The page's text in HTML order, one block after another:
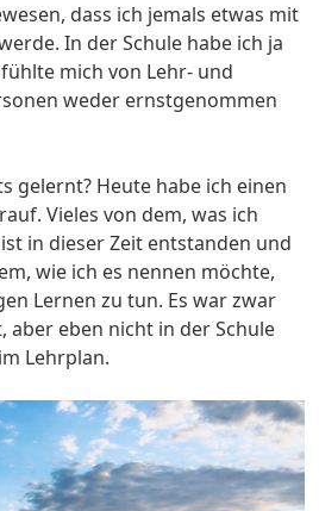
dass ich jemals etwas mit
In der Schule habe ich ja
mich von Lehr- und
weder ernstgenommen
gelernt? Heute habe ich einen
Vieles von dem, was ich
in dieser Zeit entstanden und
wie ich es nennen möchte,
Lernen zu tun. Es war zwar
aber eben nicht in der Schule
Lehrplan.